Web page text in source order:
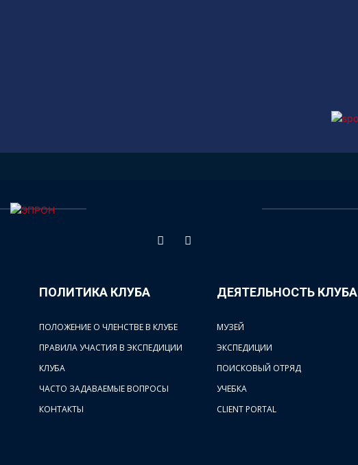
ПОЛИТИКА КЛУБА
ПОЛОЖЕНИЕ О ЧЛЕНСТВЕ В КЛУБЕ
ПРАВИЛА УЧАСТИЯ В ЭКСПЕДИЦИИ
КЛУБА
ЧАСТО ЗАДАВАЕМЫЕ ВОПРОСЫ
КОНТАКТЫ
ДЕЯТЕЛЬНОСТЬ КЛУБА
МУЗЕЙ
ЭКСПЕДИЦИИ
ПОИСКОВЫЙ ОТРЯД
УЧЕБКА
CLIENT PORTAL